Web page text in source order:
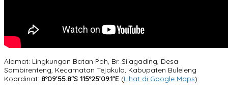
Alamat: Lingkungan Batan Poh, Br. Silagading, Desa
Sambirenteng, Kecamatan Tejakula, Kabupaten Buleleng
Koordinat: 8°09’55.8″S 115°25’09.1″E (Lihat di Google Maps)